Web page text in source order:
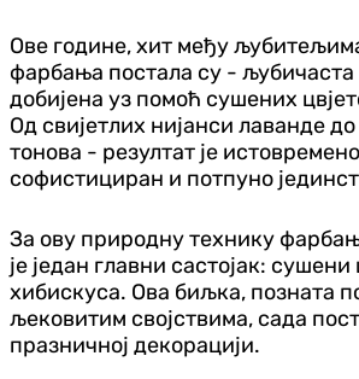
Ове године, хит међу
фарбања постала су - љубичаста
добијена уз помоћ сушених
Од свијетлих нијанси лаванде
тонова - резултат је
софистициран и потпуно
За ову природну технику
је један главни састојак: сушени
хибискуса. Ова биљка, позната
љековитим својствима, сада
празничној декорацији.